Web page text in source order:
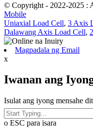
© Copyright - 2022-2025 :
Mobile
Uniaxial Load Cell, 3 Axis
Dalawang Axis Load Cell,
Magpadala ng Email
x
Iwanan ang
Isulat ang iyong mensahe
o ESC para isara